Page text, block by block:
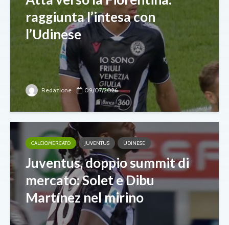
raggiunta l’intesa con
l’Udinese
Redazione 09/07/2026
CALCIOMERCATO JUVENTUS UDINESE
Juventus, doppio summit di
mercato: Solet e Dibu
Martínez nel mirino